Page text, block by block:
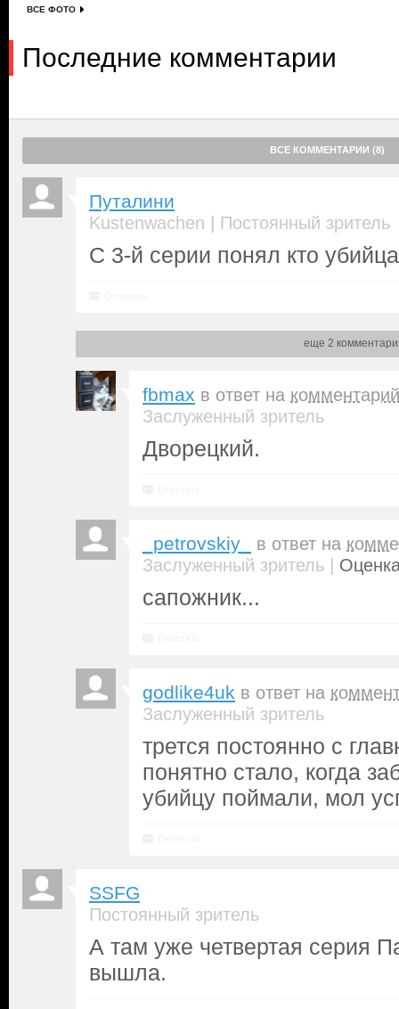
ВСЕ ФОТО
Последние комментарии
ВСЕ КОММЕНТАРИИ (8)
Путалини
Kustenwachen | Постоянный зритель
С 3-й серии понял кто убийца
еще 2
fbmax в ответ на комментарий
Заслуженный зритель
Дворецкий.
_petrovskiy_ в ответ на
Заслуженный зритель |
сапожник...
godlike4uk в ответ на
Заслуженный зритель
трется постоянно с
понятно стало, когда
убийцу поймали, мол
SSFG
Постоянный зритель
А там уже четвертая серия
вышла.